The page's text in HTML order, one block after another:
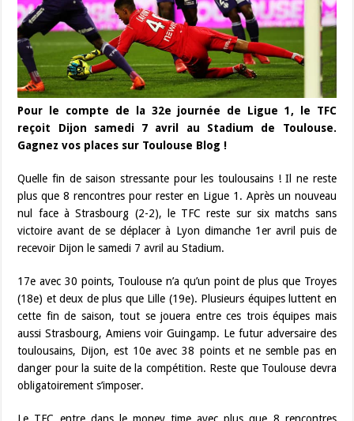
Pour le compte de la 32e journée de Ligue 1, le TFC
reçoit Dijon samedi 7 avril au Stadium de Toulouse.
Gagnez vos places sur Toulouse Blog !
Quelle fin de saison stressante pour les toulousains ! Il ne reste
plus que 8 rencontres pour rester en Ligue 1. Après un nouveau
nul face à Strasbourg (2-2), le TFC reste sur six matchs sans
victoire avant de se déplacer à Lyon dimanche 1er avril puis de
recevoir Dijon le samedi 7 avril au Stadium.
17e avec 30 points, Toulouse n’a qu’un point de plus que Troyes
(18e) et deux de plus que Lille (19e). Plusieurs équipes luttent en
cette fin de saison, tout se jouera entre ces trois équipes mais
aussi Strasbourg, Amiens voir Guingamp. Le futur adversaire des
toulousains, Dijon, est 10e avec 38 points et ne semble pas en
danger pour la suite de la compétition. Reste que Toulouse devra
obligatoirement s’imposer.